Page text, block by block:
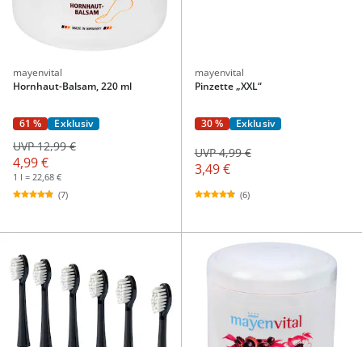
mayenvital
Hornhaut-Balsam, 220 ml
61 % Exklusiv
4,99 €
UVP 12,99 €
1 l = 22,68 €
(7)
mayenvital
Pinzette „XXL“
30 % Exklusiv
3,49 €
UVP 4,99 €
(6)